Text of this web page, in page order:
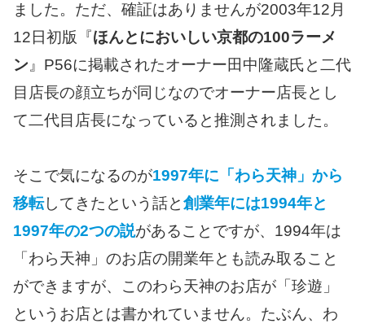
ました。ただ、確証はありませんが2003年12月
12日初版『ほんとにおいしい京都の100ラーメ
ン 』P56に掲載されたオーナー田中隆蔵氏と二代
目店長の顔立ちが同じなのでオーナー店長とし
て二代目店長になっていると推測されました。
そこで気になるのが1997年に「わら天神」から
移転してきたという話と創業年には1994年と
1997年の2つの説があることですが、1994年は
「わら天神」のお店の開業年とも読み取ること
ができますが、このわら天神のお店が「珍遊」
というお店とは書かれていません。たぶん、わ